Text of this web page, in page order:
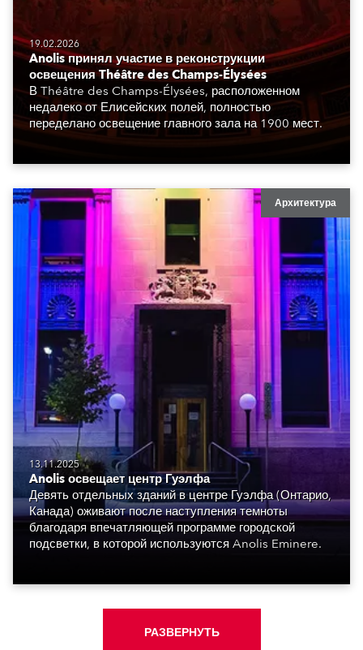
19.02.2026
Anolis принял участие в реконструкции
освещения Théâtre des Champs-Élysées
В Théâtre des Champs-Élysées, расположенном
недалеко от Елисейских полей, полностью
переделано освещение главного зала на 1900 мест.
Архитектура
13.11.2025
Anolis освещает центр Гуэлфа
Девять отдельных зданий в центре Гуэлфа (Онтарио,
Канада) оживают после наступления темноты
благодаря впечатляющей программе городской
подсветки, в которой используются Anolis Eminere.
РАЗВЕРНУТЬ